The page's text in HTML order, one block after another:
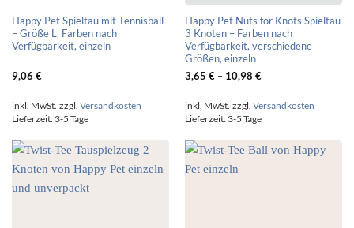
Happy Pet Spieltau mit Tennisball
– Größe L, Farben nach
Verfügbarkeit, einzeln
9,06 €
inkl. MwSt. zzgl. Versandkosten
Lieferzeit: 3-5 Tage
Happy Pet Nuts for Knots Spieltau
3 Knoten – Farben nach
Verfügbarkeit, verschiedene
Größen, einzeln
3,65 €– 10,98 €
inkl. MwSt. zzgl. Versandkosten
Lieferzeit: 3-5 Tage